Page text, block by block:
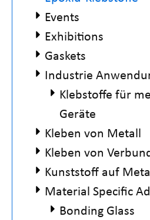
Events
Exhibitions
Gaskets
Industrie
Klebstoffe für
Geräte
Kleben von Metall
Kleben von
Kunststoff auf
Material Specific
Bonding Glass